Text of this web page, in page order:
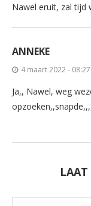
Nawel eruit, zal tijd
ANNEKE
4 maart 2022 - 08:27
Ja,, Nawel, weg
LAAT